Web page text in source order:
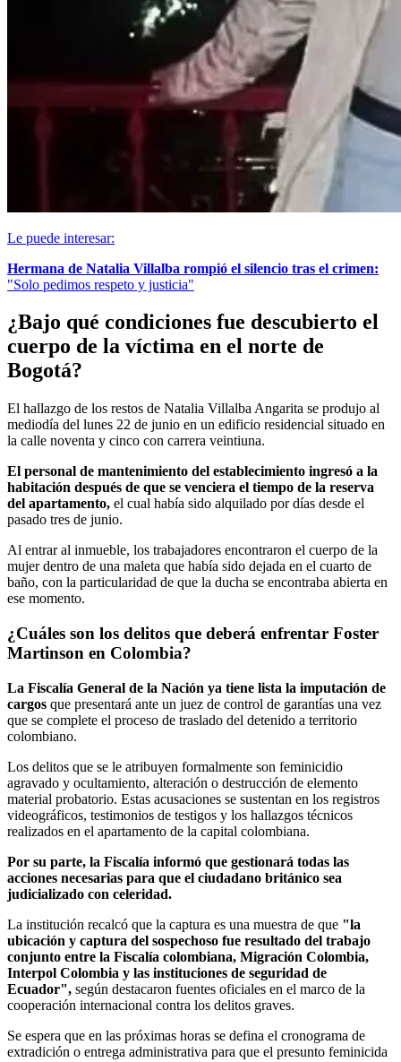
Le puede interesar:
Hermana de Natalia Villalba rompió el silencio tras el crimen:
"Solo pedimos respeto y justicia"
¿Bajo qué condiciones fue descubierto el
cuerpo de la víctima en el norte de
Bogotá?
El hallazgo de los restos de Natalia Villalba Angarita se produjo al
mediodía del lunes 22 de junio en un edificio residencial situado en
la calle noventa y cinco con carrera veintiuna.
El personal de mantenimiento del establecimiento ingresó a la
habitación después de que se venciera el tiempo de la reserva
del apartamento, el cual había sido alquilado por días desde el
pasado tres de junio.
Al entrar al inmueble, los trabajadores encontraron el cuerpo de la
mujer dentro de una maleta que había sido dejada en el cuarto de
baño, con la particularidad de que la ducha se encontraba abierta en
ese momento.
¿Cuáles son los delitos que deberá enfrentar Foster
Martinson en Colombia?
La Fiscalía General de la Nación ya tiene lista la imputación de
cargos que presentará ante un juez de control de garantías una vez
que se complete el proceso de traslado del detenido a territorio
colombiano.
Los delitos que se le atribuyen formalmente son feminicidio
agravado y ocultamiento, alteración o destrucción de elemento
material probatorio. Estas acusaciones se sustentan en los registros
videográficos, testimonios de testigos y los hallazgos técnicos
realizados en el apartamento de la capital colombiana.
Por su parte, la Fiscalía informó que gestionará todas las
acciones necesarias para que el ciudadano británico sea
judicializado con celeridad.
La institución recalcó que la captura es una muestra de que "la
ubicación y captura del sospechoso fue resultado del trabajo
conjunto entre la Fiscalía colombiana, Migración Colombia,
Interpol Colombia y las instituciones de seguridad de
Ecuador", según destacaron fuentes oficiales en el marco de la
cooperación internacional contra los delitos graves.
Se espera que en las próximas horas se defina el cronograma de
extradición o entrega administrativa para que el presunto feminicida